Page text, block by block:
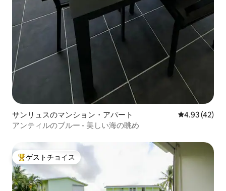
サンリュスのマンション・アパート レビュー42
4.93 (42)
アンティルのブルー - 美しい海の眺め
大好評のゲストチョイスです。
ゲストチョイス